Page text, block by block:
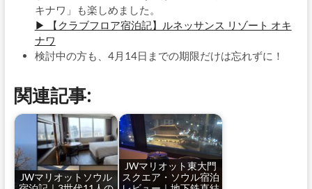
キナワ」も楽しめました。
▶ 【クラブフロア宿泊記】ルネッサンス リゾート オキ
ナワ
検討中の方も、4月14日までの期限だけは忘れずに！
関連記事:
JWマリオットソウル
JWマリオット東大門
スクエア・ソウル宿泊